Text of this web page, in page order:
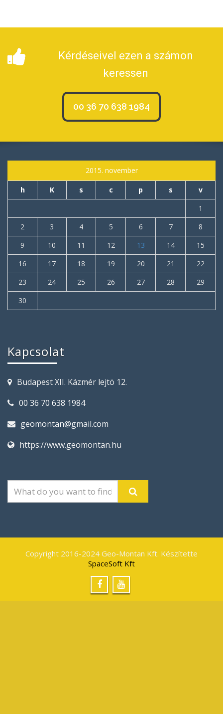
Kérdéseivel ezen a számon
keressen
00 36 70 638 1984
2015. november
h K s c p s
v
1
2
3 4 5 6 7
8
9
10 11 12 13 14
15
16
17 18 19 20 21
22
23
24 25 26 27 28
29
30
Kapcsolat
Budapest XII. Kázmér lejtö 12.
00 36 70 638 1984
geomontan@gmail.com
https://www.geomontan.hu
Copyright 2016-2024 Geo-Montan Kft. Készítette
SpaceSoft Kft